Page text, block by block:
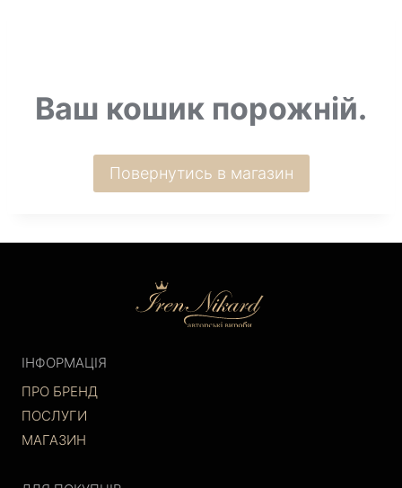
Ваш кошик порожній.
Повернутись в магазин
ІНФОРМАЦІЯ
ПРО БРЕНД
ПОСЛУГИ
МАГАЗИН